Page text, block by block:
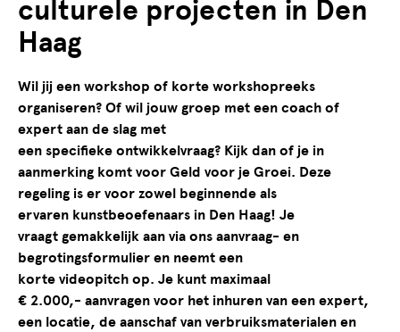
culturele projecten in Den
Haag
Wil jij een workshop of korte workshopreeks
organiseren? Of wil jouw groep met een coach of
expert aan de slag met
een specifieke ontwikkelvraag? Kijk dan of je in
aanmerking komt voor Geld voor je Groei. Deze
regeling is er voor zowel beginnende als
ervaren kunstbeoefenaars in Den Haag! Je
vraagt gemakkelijk aan via ons aanvraag- en
begrotingsformulier en neemt een
korte videopitch op. Je kunt maximaal
€ 2.000,- aanvragen voor het inhuren van een expert,
een locatie, de aanschaf van verbruiksmaterialen en